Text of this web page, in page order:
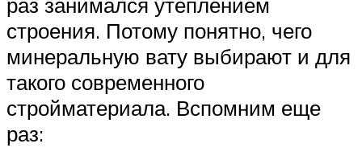
строения. Потому понятно, чего
минеральную вату выбирают и для
такого современного
стройматериала. Вспомним еще
раз: